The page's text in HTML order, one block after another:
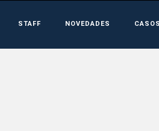
STAFF NOVEDADES